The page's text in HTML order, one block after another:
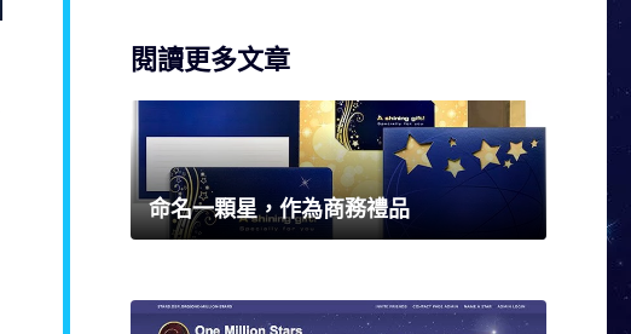
閱讀更多文章
命名一顆星，作為商務禮品